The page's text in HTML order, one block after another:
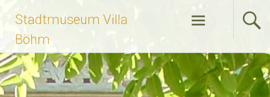
Inhalt
springen
Stadtmuseum Villa
Böhm